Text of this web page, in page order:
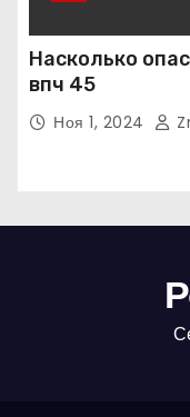
Насколько
впч 45
Ноя 1, 2024